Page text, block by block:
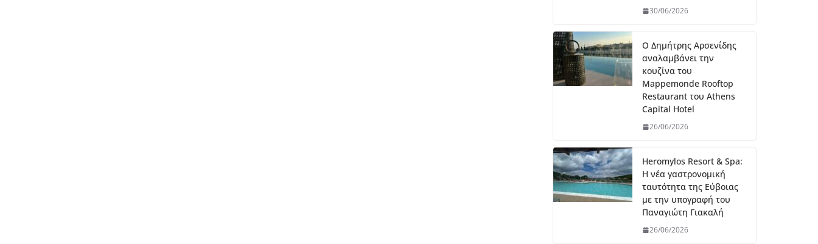
30/06/2026
Ο Δημήτρης Αρσενίδης
αναλαμβάνει την
κουζίνα του
Mappemonde Rooftop
Restaurant του Athens
Capital Hotel
26/06/2026
Heromylos Resort & Spa:
Η νέα γαστρονομική
ταυτότητα της Εύβοιας
με την υπογραφή του
Παναγιώτη Γιακαλή
26/06/2026